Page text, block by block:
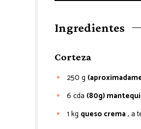
Ingredientes
Corteza
250 g
6 cda (80g)
1 kg queso crema , a